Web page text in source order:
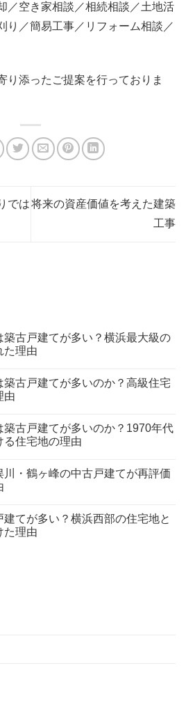
／空き家相談／相続相談／土地活
り／簡易工事／リフォーム相談／
り添ったご提案を行っておりま
では将来の資産価値を考えた建築
工事
築古戸建てが多い？横浜最大級の
た理由
築古戸建てが多いのか？高級住宅
由
築古戸建てが多いのか？1970年代
る住宅地の理由
川・鶴ヶ峰の中古戸建てが再評価
建てが多い？横浜西部の住宅地と
た理由